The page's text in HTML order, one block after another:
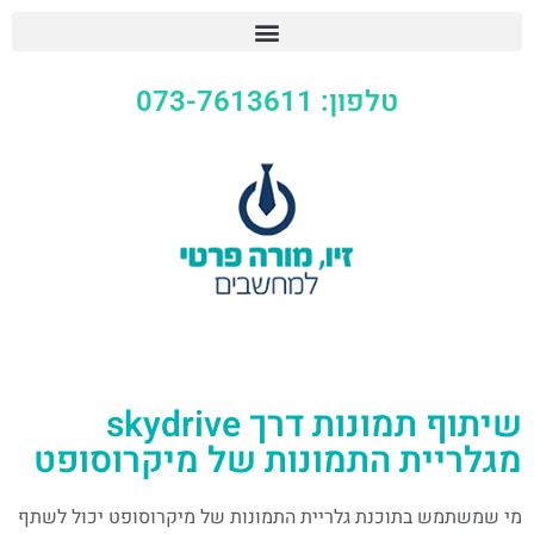
טלפון: 073-7613611
שיתוף תמונות דרך skydrive
מגלריית התמונות של מיקרוסופט
מי שמשתמש בתוכנת גלריית התמונות של מיקרוסופט יכול לשתף